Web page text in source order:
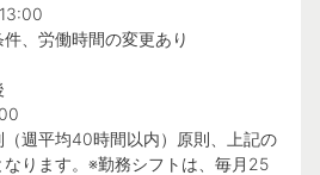
、労働時間の変更あり
（週平均40時間以内）原則、上記の
ります。※勤務シフトは、毎月25